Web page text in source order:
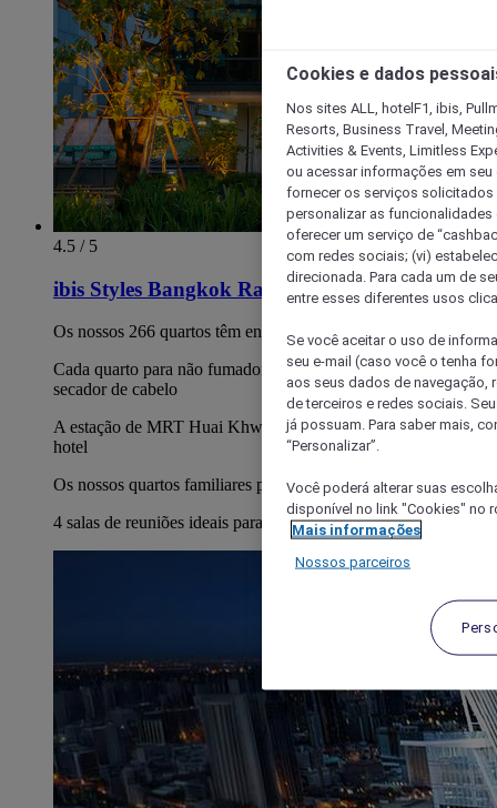
4.5 / 5
ibis Styles Bangkok Ratchada
Os nossos 266 quartos têm entre 25 e 35 m², e Smart TVs.
Cada quarto para não fumadores dispõe de minibar, cofre e
secador de cabelo
A estação de MRT Huai Khwang fica mesmo em frente ao
hotel
Os nossos quartos familiares possuem beliches modernos.
4 salas de reuniões ideais para eventos sociais e empresariais.
Cookies e dados
Nos sites ALL, hotelF1, ibis,
Resorts, Business Travel,
Activities & Events, Limitless
ou acessar informações em
fornecer os serviços solicitados
personalizar as
oferecer um serviço de
com redes sociais; (vi)
direcionada. Para cada um de
entre esses diferentes usos
Se você aceitar o uso de
seu e-mail (caso você o tenha
aos seus dados de navegação,
de terceiros e redes sociais.
já possuam. Para saber mais,
“Personalizar”.
Você poderá alterar suas
disponível no link "Cookies" no
Mais informações
Nossos parceiros